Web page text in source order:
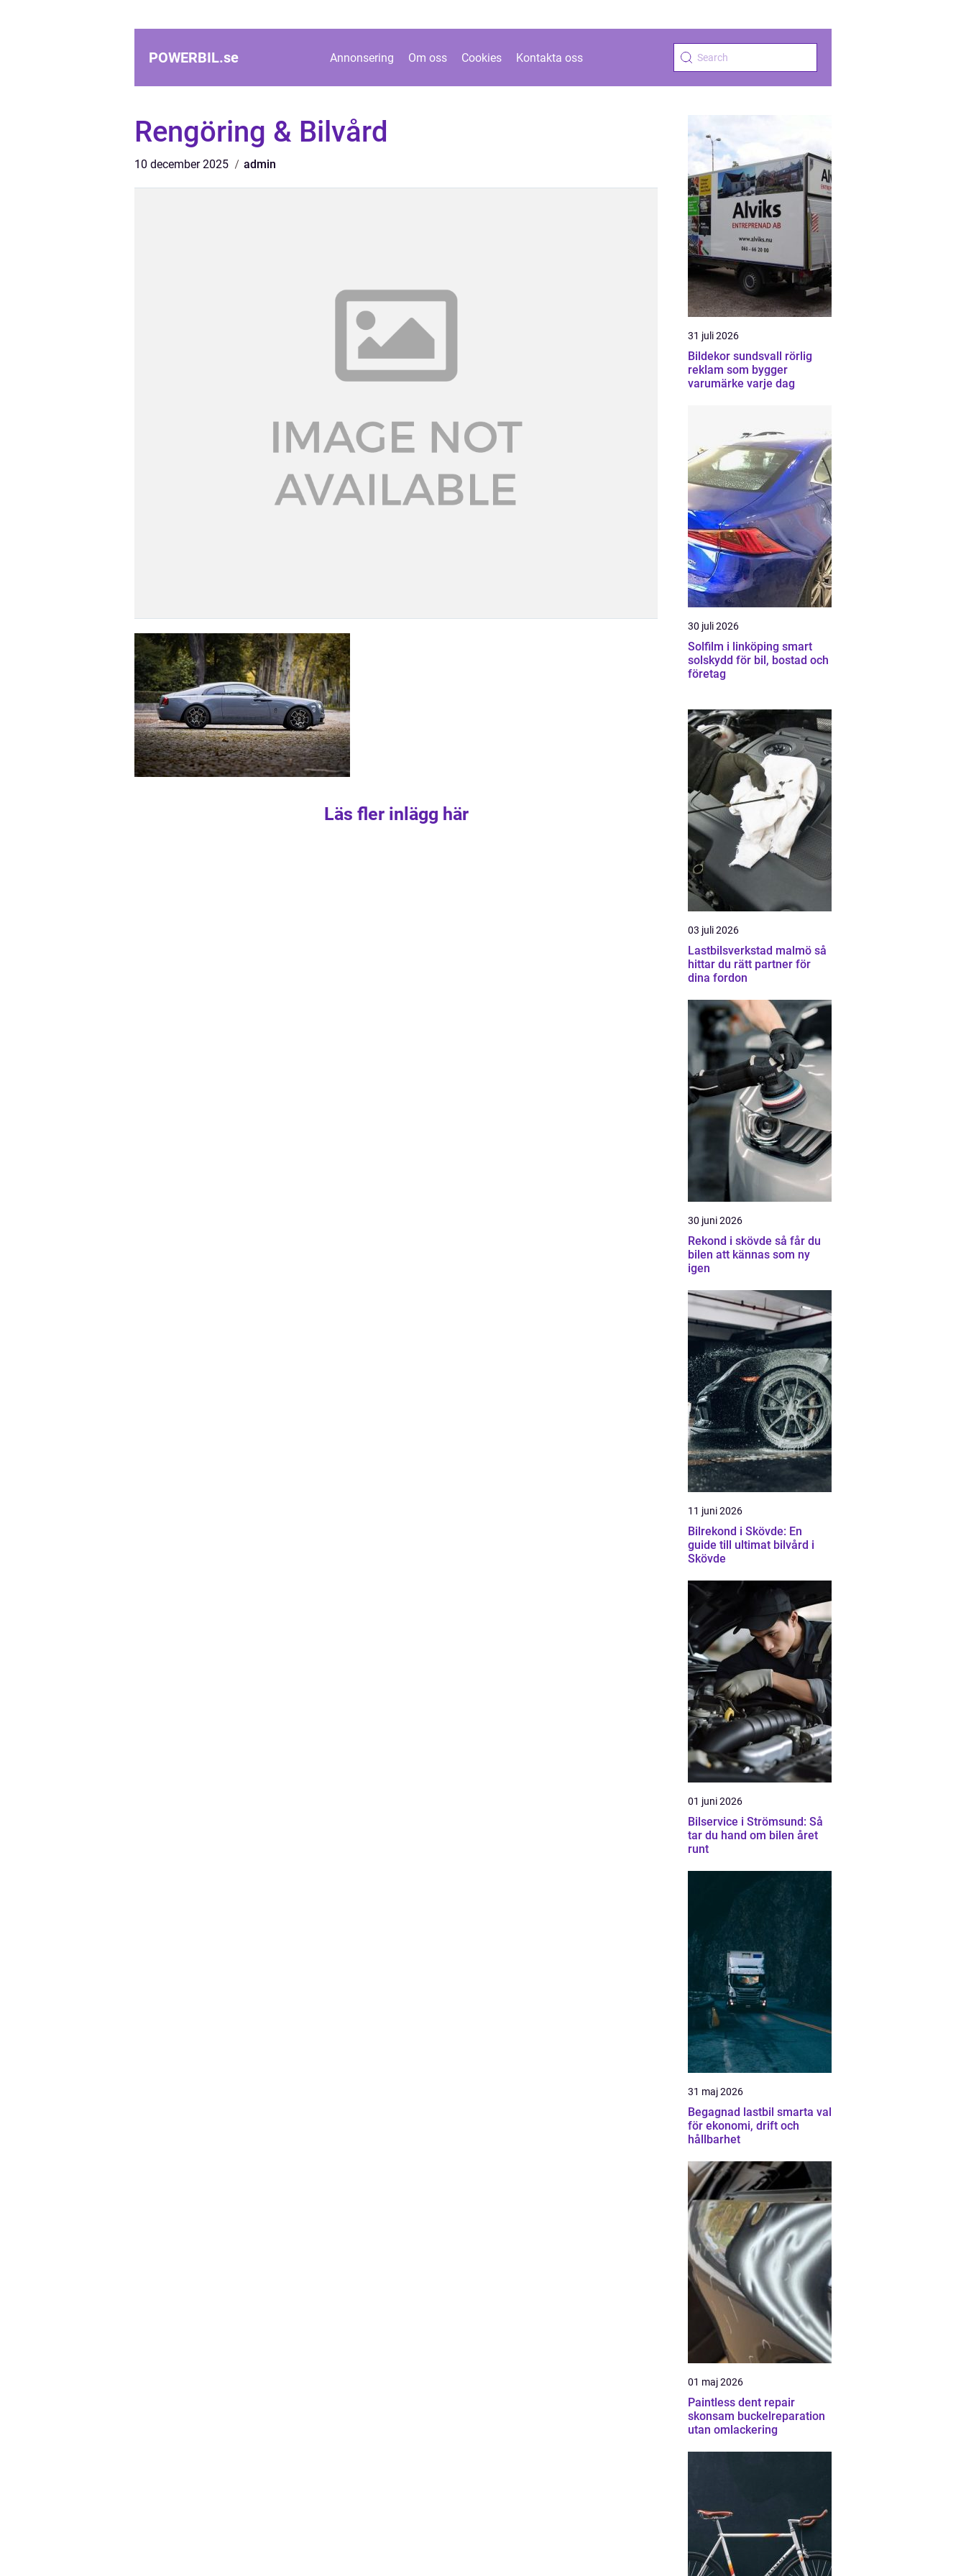
POWERBIL.se Annonsering Om oss Cookies Kontakta oss
Rengöring & Bilvård
10 december 2025 admin
Läs fler inlägg här
31 juli 2026
Bildekor sundsvall rörlig
reklam som bygger
varumärke varje dag
30 juli 2026
Solfilm i linköping smart
solskydd för bil, bostad och
företag
03 juli 2026
Lastbilsverkstad malmö så
hittar du rätt partner för
dina fordon
30 juni 2026
Rekond i skövde så får du
bilen att kännas som ny
igen
11 juni 2026
Bilrekond i Skövde: En
guide till ultimat bilvård i
Skövde
01 juni 2026
Bilservice i Strömsund: Så
tar du hand om bilen året
runt
31 maj 2026
Begagnad lastbil smarta val
för ekonomi, drift och
hållbarhet
01 maj 2026
Paintless dent repair
skonsam buckelreparation
utan omlackering